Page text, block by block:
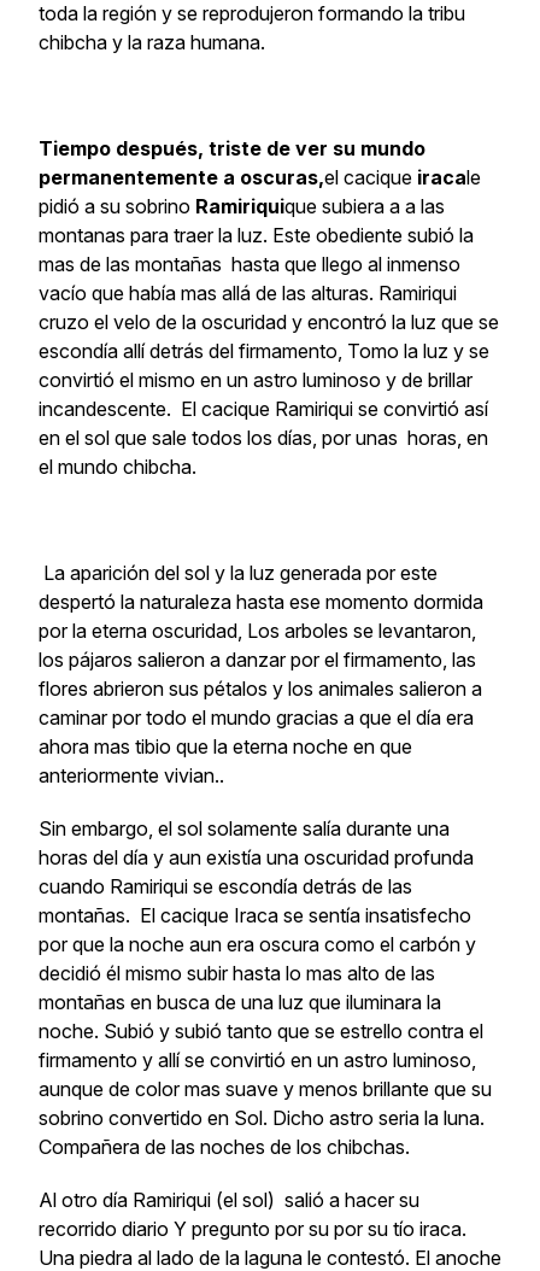
toda la región y se reprodujeron formando la tribu
chibcha y la raza humana.
Tiempo después, triste de ver su mundo
permanentemente a oscuras,el cacique iracale
pidió a su sobrino Ramiriquique subiera a a las
montanas para traer la luz. Este obediente subió la
mas de las montañas hasta que llego al inmenso
vacío que había mas allá de las alturas. Ramiriqui
cruzo el velo de la oscuridad y encontró la luz que se
escondía allí detrás del firmamento, Tomo la luz y se
convirtió el mismo en un astro luminoso y de brillar
incandescente. El cacique Ramiriqui se convirtió así
en el sol que sale todos los días, por unas horas, en
el mundo chibcha.
La aparición del sol y la luz generada por este
despertó la naturaleza hasta ese momento dormida
por la eterna oscuridad, Los arboles se levantaron,
los pájaros salieron a danzar por el firmamento, las
flores abrieron sus pétalos y los animales salieron a
caminar por todo el mundo gracias a que el día era
ahora mas tibio que la eterna noche en que
anteriormente vivian..
Sin embargo, el sol solamente salía durante una
horas del día y aun existía una oscuridad profunda
cuando Ramiriqui se escondía detrás de las
montañas. El cacique Iraca se sentía insatisfecho
por que la noche aun era oscura como el carbón y
decidió él mismo subir hasta lo mas alto de las
montañas en busca de una luz que iluminara la
noche. Subió y subió tanto que se estrello contra el
firmamento y allí se convirtió en un astro luminoso,
aunque de color mas suave y menos brillante que su
sobrino convertido en Sol. Dicho astro seria la luna.
Compañera de las noches de los chibchas.
Al otro día Ramiriqui (el sol) salió a hacer su
recorrido diario Y pregunto por su por su tío iraca.
Una piedra al lado de la laguna le contestó. El anoche